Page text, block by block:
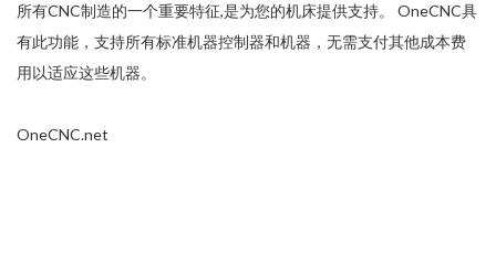
所有CNC制造的一个重要特征,是为您的机床提供支持。 OneCNC具
有此功能，支持所有标准机器控制器和机器，无需支付其他成本费
用以适应这些机器。
OneCNC.net